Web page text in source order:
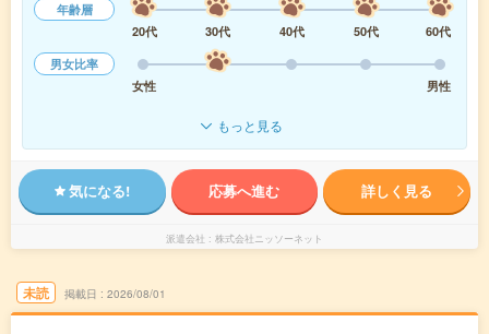
年齢層
20代
30代 40代 50代
60代
男女比率
女性
男性
もっと見る
気になる! 応募へ進む 詳しく見る
派遣会社 株式会社ニッソーネット
未読 掲載日 2026/08/01